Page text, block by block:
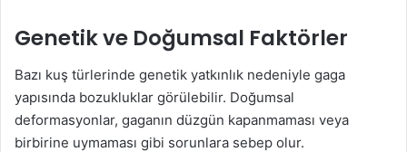
Genetik ve Doğumsal Faktörler
Bazı kuş türlerinde genetik yatkınlık nedeniyle gaga
yapısında bozukluklar görülebilir. Doğumsal
deformasyonlar, gaganın düzgün kapanmaması veya
birbirine uymaması gibi sorunlara sebep olur.